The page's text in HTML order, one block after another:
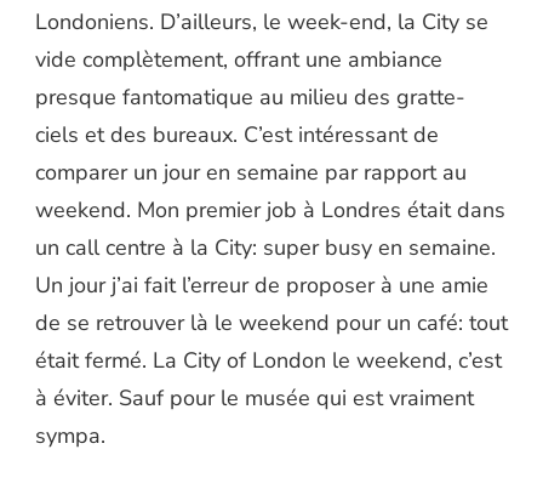
Londoniens. D’ailleurs, le week-end, la City se
vide complètement, offrant une ambiance
presque fantomatique au milieu des gratte-
ciels et des bureaux. C’est intéressant de
comparer un jour en semaine par rapport au
weekend. Mon premier job à Londres était dans
un call centre à la City: super busy en semaine.
Un jour j’ai fait l’erreur de proposer à une amie
de se retrouver là le weekend pour un café: tout
était fermé. La City of London le weekend, c’est
à éviter. Sauf pour le musée qui est vraiment
sympa.